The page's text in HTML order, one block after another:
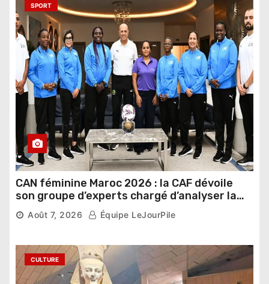
SPORT
CAN féminine Maroc 2026 : la CAF dévoile
son groupe d’experts chargé d’analyser la
compétition
Août 7, 2026 Équipe LeJourPile
CULTURE